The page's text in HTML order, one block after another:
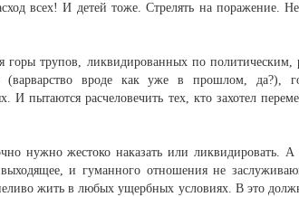
всех! И детей тоже. Стрелять на поражение.
горы трупов, ликвидированных по
(варварство вроде как уже в прошлом, да?),
И пытаются расчеловечить тех, кто захотел
нужно жестоко наказать или ликвидировать.
и гуманного отношения не
жить в любых ущербных условиях. В это